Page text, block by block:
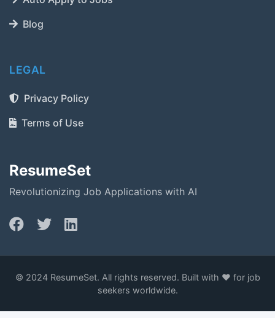
Blog
LEGAL
Privacy Policy
Terms of Use
ResumeSet
Revolutionizing Job Applications with AI
© 2024 ResumeSet. All rights reserved. Built with ❤️ for job
seekers worldwide.